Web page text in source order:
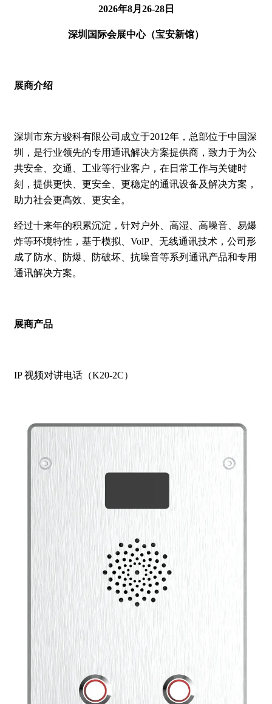
2026年8月26-28日
深圳国际会展中心（宝安新馆）
展商介绍
深圳市东方骏科有限公司成立于2012年，总部位于中国深
圳，是行业领先的专用通讯解决方案提供商，致力于为公
共安全、交通、工业等行业客户，在日常工作与关键时
刻，提供更快、更安全、更稳定的通讯设备及解决方案，
助力社会更高效、更安全。
经过十来年的积累沉淀，针对户外、高湿、高噪音、易爆
炸等环境特性，基于模拟、VolP、无线通讯技术，公司形
成了防水、防爆、防破坏、抗噪音等系列通讯产品和专用
通讯解决方案。
展商产品
IP 视频对讲电话（K20-2C）